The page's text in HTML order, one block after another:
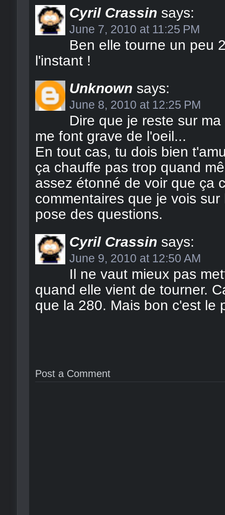
Cyril Crassin says:
June 7, 2010 at 11:25 PM
Ben elle tourne un peu
l'instant !
Unknown says:
June 8, 2010 at 12:25 PM
Dire que je reste sur
me font grave de l'oeil...
En tout cas, tu dois bien
ça chauffe pas trop quand
assez étonné de voir que ça
commentaires que je vois
pose des questions.
Cyril Crassin says:
June 9, 2010 at 12:50 AM
Il ne vaut mieux pas
quand elle vient de tourner.
que la 280. Mais bon c'est le
Post a Comment